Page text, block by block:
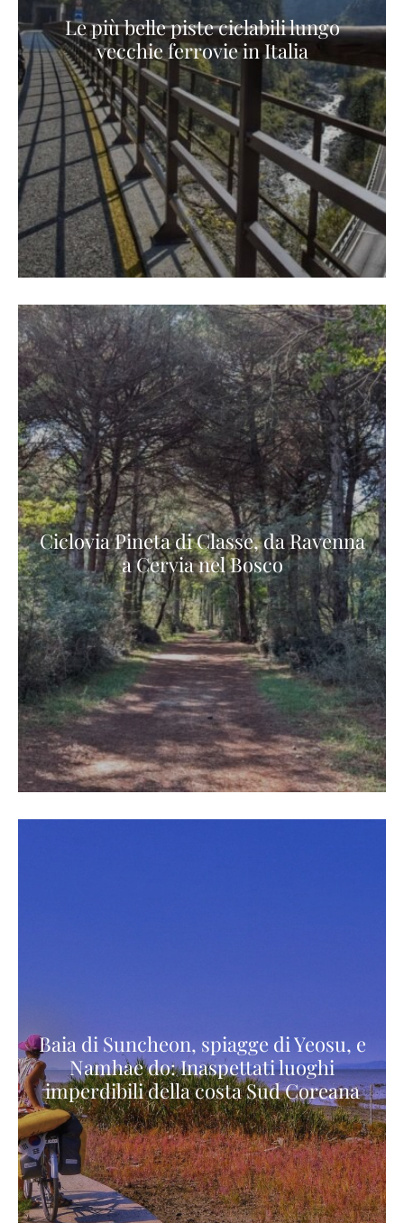
Le più belle piste ciclabili lungo
vecchie ferrovie in Italia
Ciclovia Pineta di Classe, da Ravenna
a Cervia nel Bosco
Baia di Suncheon, spiagge di Yeosu, e
Namhae do: Inaspettati luoghi
imperdibili della costa Sud Coreana